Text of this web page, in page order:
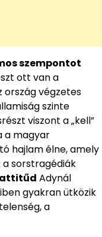
szempontot
ott van a
ország végzetes
szinte
viszont a „kell”
a magyar
hajlam élne, amely
a sorstragédiák
attitűd Adynál
gyakran ütközik
a